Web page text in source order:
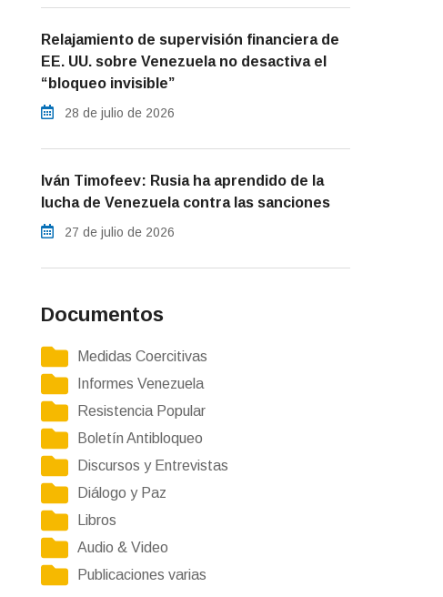
Relajamiento de supervisión financiera de
EE. UU. sobre Venezuela no desactiva el
“bloqueo invisible”
28 de julio de 2026
Iván Timofeev: Rusia ha aprendido de la
lucha de Venezuela contra las sanciones
27 de julio de 2026
Documentos
Medidas Coercitivas
Informes Venezuela
Resistencia Popular
Boletín Antibloqueo
Discursos y Entrevistas
Diálogo y Paz
Libros
Audio & Video
Publicaciones varias